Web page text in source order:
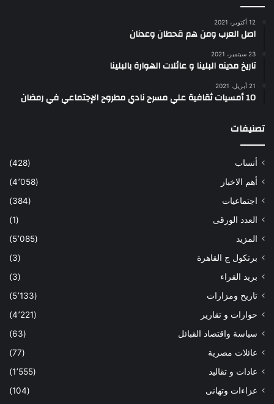
12 أكتوبر، 2021
اصل العرب ومن هم قحطان وعدنان
23 سبتمبر، 2021
تاريخ مدينه البلينا و عائلات الهوارة بالبلينا
21 أبريل، 2021
10 أمسيات ثقافية علي مسرح نادي مطروح الإجتماعي في رمضان
تصنيفات
أنساب
(428)
أهم الاخبار
(4٬058)
اجتماعيات
(384)
العدد الورقى
(1)
المزيد
(5٬085)
برتكول ج القاهرة
(3)
بريد القراء
(3)
تاريخ ومزارات
(5٬133)
حوارات و تقارير
(4٬221)
سياسة واقتصاد القبائل
(63)
عائلات مصرية
(77)
عادات و تقاليد
(1٬555)
عزاءات وتهانى
(104)